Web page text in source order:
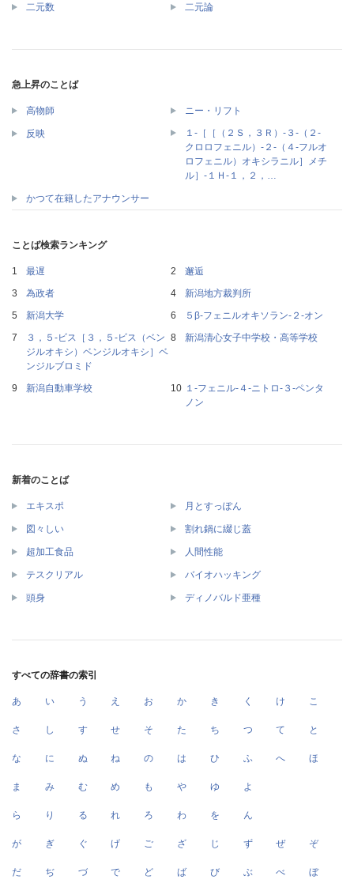
二元数 二元論
急上昇のことば
高物師 ニー・リフト
反映
１‐［［（２Ｓ，３Ｒ）‐３‐（２‐
クロロフェニル）‐２‐（４‐フルオ
ロフェニル）オキシラニル］メチ
ル］‐１Ｈ‐１，２，…
かつて在籍したアナウンサー
ことば検索ランキング
最遅
邂逅
為政者
新潟地方裁判所
新潟大学
５β‐フェニルオキソラン‐２‐オン
３，５‐ビス［３，５‐ビス（ベン
ジルオキシ）ベンジルオキシ］ベ
ンジルブロミド
新潟清心女子中学校・高等学校
新潟自動車学校
１‐フェニル‐４‐ニトロ‐３‐ペンタ
ノン
新着のことば
エキスポ 月とすっぽん
図々しい 割れ鍋に綴じ蓋
超加工食品 人間性能
テスクリアル バイオハッキング
頭身 ディノバルド亜種
すべての辞書の索引
あ い う え お か き く け こ
さ し す せ そ た ち つ て と
な に ぬ ね の は ひ ふ へ ほ
ま み む め も や ゆ よ
ら り る れ ろ わ を ん
が ぎ ぐ げ ご ざ じ ず ぜ ぞ
だ ぢ づ で ど ば び ぶ べ ぼ